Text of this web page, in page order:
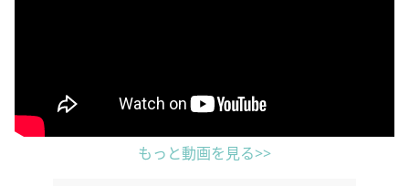
もっと動画を見る>>